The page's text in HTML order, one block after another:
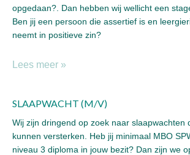
opgedaan?. Dan hebben wij wellicht een
Ben jij een persoon die assertief is en
neemt in positieve zin?
Lees meer »
SLAAPWACHT (M/V)
Wij zijn dringend op zoek naar slaapwachten
kunnen versterken. Heb jij minimaal MBO
niveau 3 diploma in jouw bezit? Dan zijn we